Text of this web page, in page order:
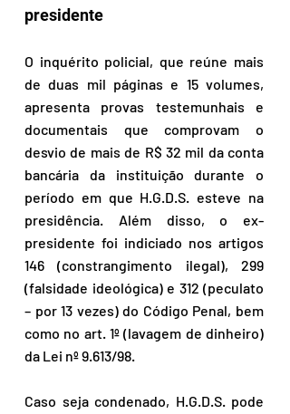
presidente
O inquérito policial, que reúne mais
de duas mil páginas e 15 volumes,
apresenta provas testemunhais e
documentais que comprovam o
desvio de mais de R$ 32 mil da conta
bancária da instituição durante o
período em que H.G.D.S. esteve na
presidência. Além disso, o ex-
presidente foi indiciado nos artigos
146 (constrangimento ilegal), 299
(falsidade ideológica) e 312 (peculato
– por 13 vezes) do Código Penal, bem
como no art. 1º (lavagem de dinheiro)
da Lei nº 9.613/98.
Caso seja condenado, H.G.D.S. pode